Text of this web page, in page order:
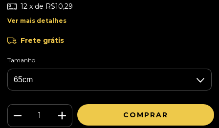
12 x de R$10,29
Ver mais detalhes
Frete grátis
Tamanho